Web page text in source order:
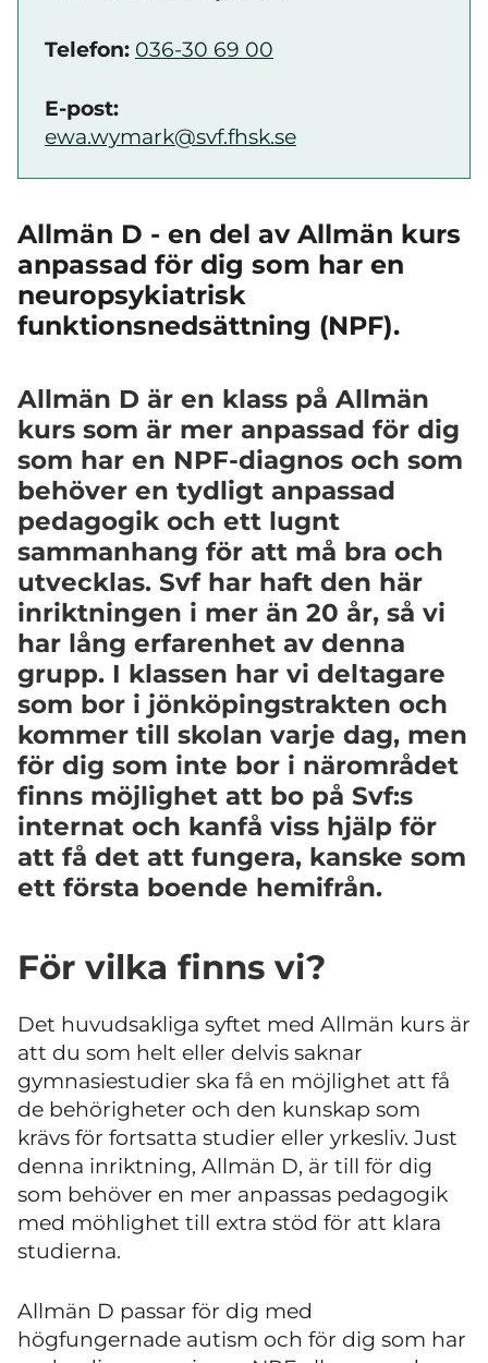
Telefon: 036-30 69 00
E-post:
ewa.wymark@svf.fhsk.se
Allmän D - en del av Allmän kurs
anpassad för dig som har en
neuropsykiatrisk
funktionsnedsättning (NPF).
Allmän D är en klass på Allmän
kurs som är mer anpassad för dig
som har en NPF-diagnos och som
behöver en tydligt anpassad
pedagogik och ett lugnt
sammanhang för att må bra och
utvecklas. Svf har haft den här
inriktningen i mer än 20 år, så vi
har lång erfarenhet av denna
grupp. I klassen har vi deltagare
som bor i jönköpingstrakten och
kommer till skolan varje dag, men
för dig som inte bor i närområdet
finns möjlighet att bo på Svf:s
internat och kanfå viss hjälp för
att få det att fungera, kanske som
ett första boende hemifrån.
För vilka finns vi?
Det huvudsakliga syftet med Allmän kurs är
att du som helt eller delvis saknar
gymnasiestudier ska få en möjlighet att få
de behörigheter och den kunskap som
krävs för fortsatta studier eller yrkesliv. Just
denna inriktning, Allmän D, är till för dig
som behöver en mer anpassas pedagogik
med möhlighet till extra stöd för att klara
studierna.
Allmän D passar för dig med
högfungernade autism och för dig som har